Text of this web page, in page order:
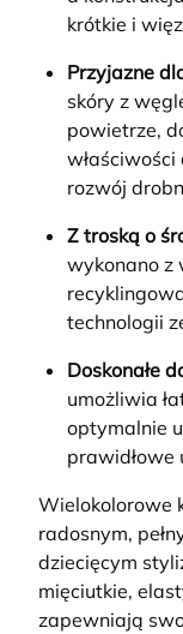
krótkie i
Przyjazne
skóry z
powietrze,
rozwój
Z troską o
wykonano z
technologii
Doskonałe
umożliwia
optymalnie
prawidłowe
Wielokolorowe
radosnym,
dziecięcym
mięciutkie,
zapewniają